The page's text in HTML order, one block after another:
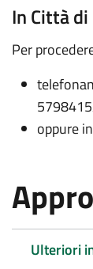
In Città
Per
oppure
Ulteriori